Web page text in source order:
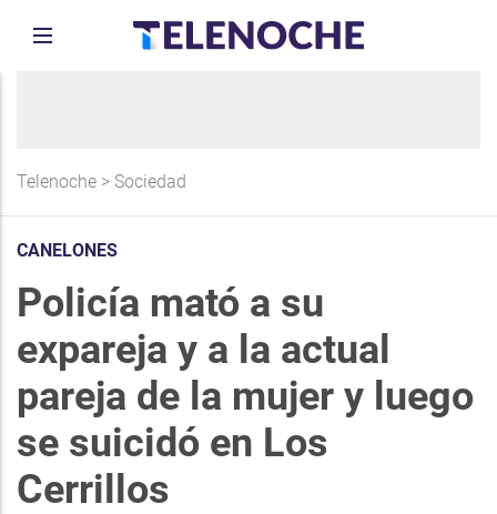
Telenoche > Sociedad
CANELONES
Policía mató a su
expareja y a la actual
pareja de la mujer y luego
se suicidó en Los
Cerrillos